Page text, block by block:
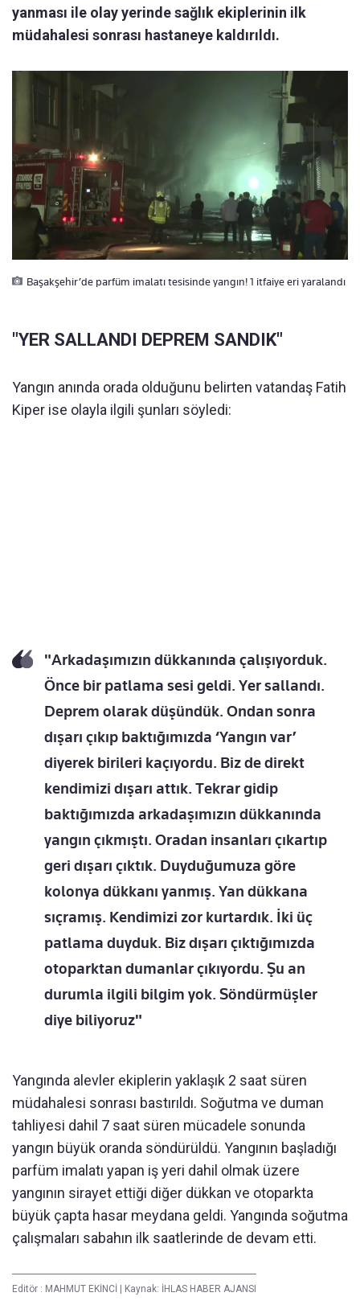
yanması ile olay yerinde sağlık ekiplerinin ilk
müdahalesi sonrası hastaneye kaldırıldı.
Başakşehir’de parfüm imalatı tesisinde yangın! 1 itfaiye eri yaralandı
"YER SALLANDI DEPREM SANDIK"
Yangın anında orada olduğunu belirten vatandaş Fatih
Kiper ise olayla ilgili şunları söyledi:
"Arkadaşımızın dükkanında çalışıyorduk.
Önce bir patlama sesi geldi. Yer sallandı.
Deprem olarak düşündük. Ondan sonra
dışarı çıkıp baktığımızda ‘Yangın var’
diyerek birileri kaçıyordu. Biz de direkt
kendimizi dışarı attık. Tekrar gidip
baktığımızda arkadaşımızın dükkanında
yangın çıkmıştı. Oradan insanları çıkartıp
geri dışarı çıktık. Duyduğumuza göre
kolonya dükkanı yanmış. Yan dükkana
sıçramış. Kendimizi zor kurtardık. İki üç
patlama duyduk. Biz dışarı çıktığımızda
otoparktan dumanlar çıkıyordu. Şu an
durumla ilgili bilgim yok. Söndürmüşler
diye biliyoruz"
Yangında alevler ekiplerin yaklaşık 2 saat süren
müdahalesi sonrası bastırıldı. Soğutma ve duman
tahliyesi dahil 7 saat süren mücadele sonunda
yangın büyük oranda söndürüldü. Yangının başladığı
parfüm imalatı yapan iş yeri dahil olmak üzere
yangının sirayet ettiği diğer dükkan ve otoparkta
büyük çapta hasar meydana geldi. Yangında soğutma
çalışmaları sabahın ilk saatlerinde de devam etti.
Editör : MAHMUT EKİNCİ Kaynak: İHLAS HABER AJANSI